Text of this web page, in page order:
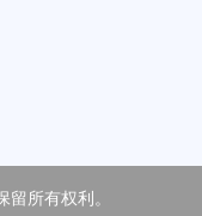
所有权利。